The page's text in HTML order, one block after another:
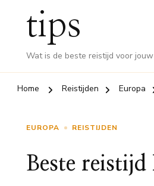
tips
Wat is de beste reistijd voor
Home Reistijden Europa
EUROPA REISTIJDEN
Beste reistijd